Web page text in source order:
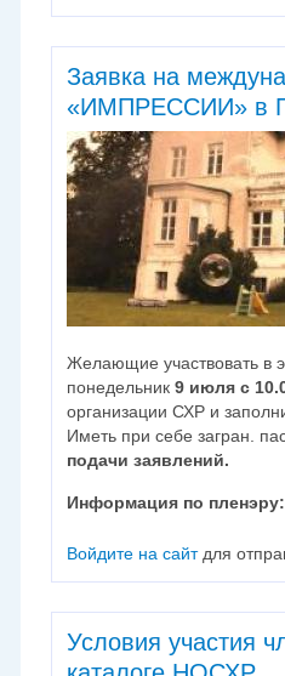
Заявка на
«ИМПРЕССИИ» в
Желающие участвовать в
понедельник 9 июля с
организации СХР и
Иметь при себе загран.
подачи заявлений.
Информация по пленэру:
Войдите на сайтдля
Условия участия